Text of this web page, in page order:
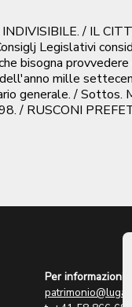
/ IL
Legislativi
bisogna
mille
generale. / Sottos.
/ RUSCONI
Per informazioni: